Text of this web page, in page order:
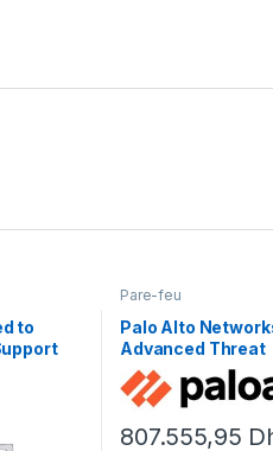
to
Pare-feu
Palo Alto
Advanced Threat
Prevention –
renouvellement
licence
an) – 1
807.555,95